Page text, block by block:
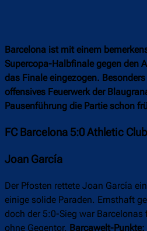
Barcelona ist mit einem
Supercopa-Halbfinale gegen den
das Finale eingezogen.
offensives Feuerwerk der
Pausenführung die Partie schon
FC Barcelona 5:0 Athletic
Joan García
Der Pfosten rettete Joan García
einige solide Paraden. Ernsthaft
doch der 5:0-Sieg war Barcelonas
ohne Gegentor. Barçawelt-Punkte: